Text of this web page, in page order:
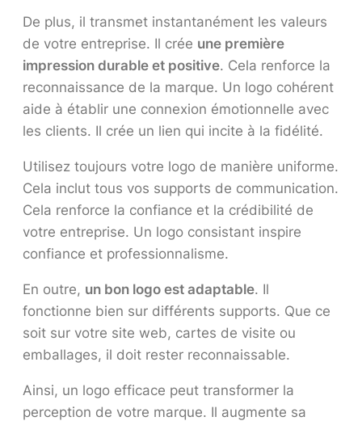
De plus, il transmet instantanément les valeurs
de votre entreprise. Il crée une première
impression durable et positive. Cela renforce la
reconnaissance de la marque. Un logo cohérent
aide à établir une connexion émotionnelle avec
les clients. Il crée un lien qui incite à la fidélité.
Utilisez toujours votre logo de manière uniforme.
Cela inclut tous vos supports de communication.
Cela renforce la confiance et la crédibilité de
votre entreprise. Un logo consistant inspire
confiance et professionnalisme.
En outre, un bon logo est adaptable. Il
fonctionne bien sur différents supports. Que ce
soit sur votre site web, cartes de visite ou
emballages, il doit rester reconnaissable.
Ainsi, un logo efficace peut transformer la
perception de votre marque. Il augmente sa